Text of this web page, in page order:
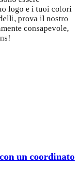
logo e i tuoi colori
prova il nostro
consapevole,
un coordinato